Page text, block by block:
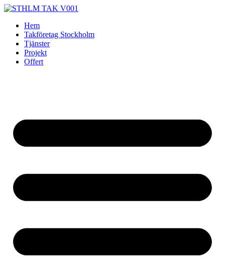
Skip
contentHem
Takföretag Stockholm
Tjänster
Projekt
Offert